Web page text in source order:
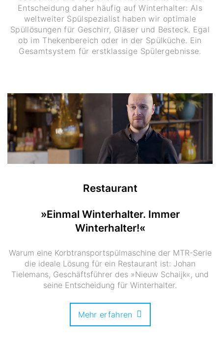
Entscheidung daher häufig auf Winterhalter: Als
weltweiter Spülspezialist haben wir optimale
Spüllösungen für Geschirr, Gläser und Besteck. Egal
ob im Thekenbereich oder in der Spülküche. Ein
Gesamtsystem für erstklassige Spülergebnisse.
Restaurant
»Einmal Winterhalter. Immer
Winterhalter!«
Warum eine Korbtransportspülmaschine der MTR-Serie
die ideale Lösung für ein Restaurant ist: Johan
Tielemans, Geschäftsführer des »Nieuw Schaijk«, und
seine Entscheidung für Winterhalter.
Mehr erfahren